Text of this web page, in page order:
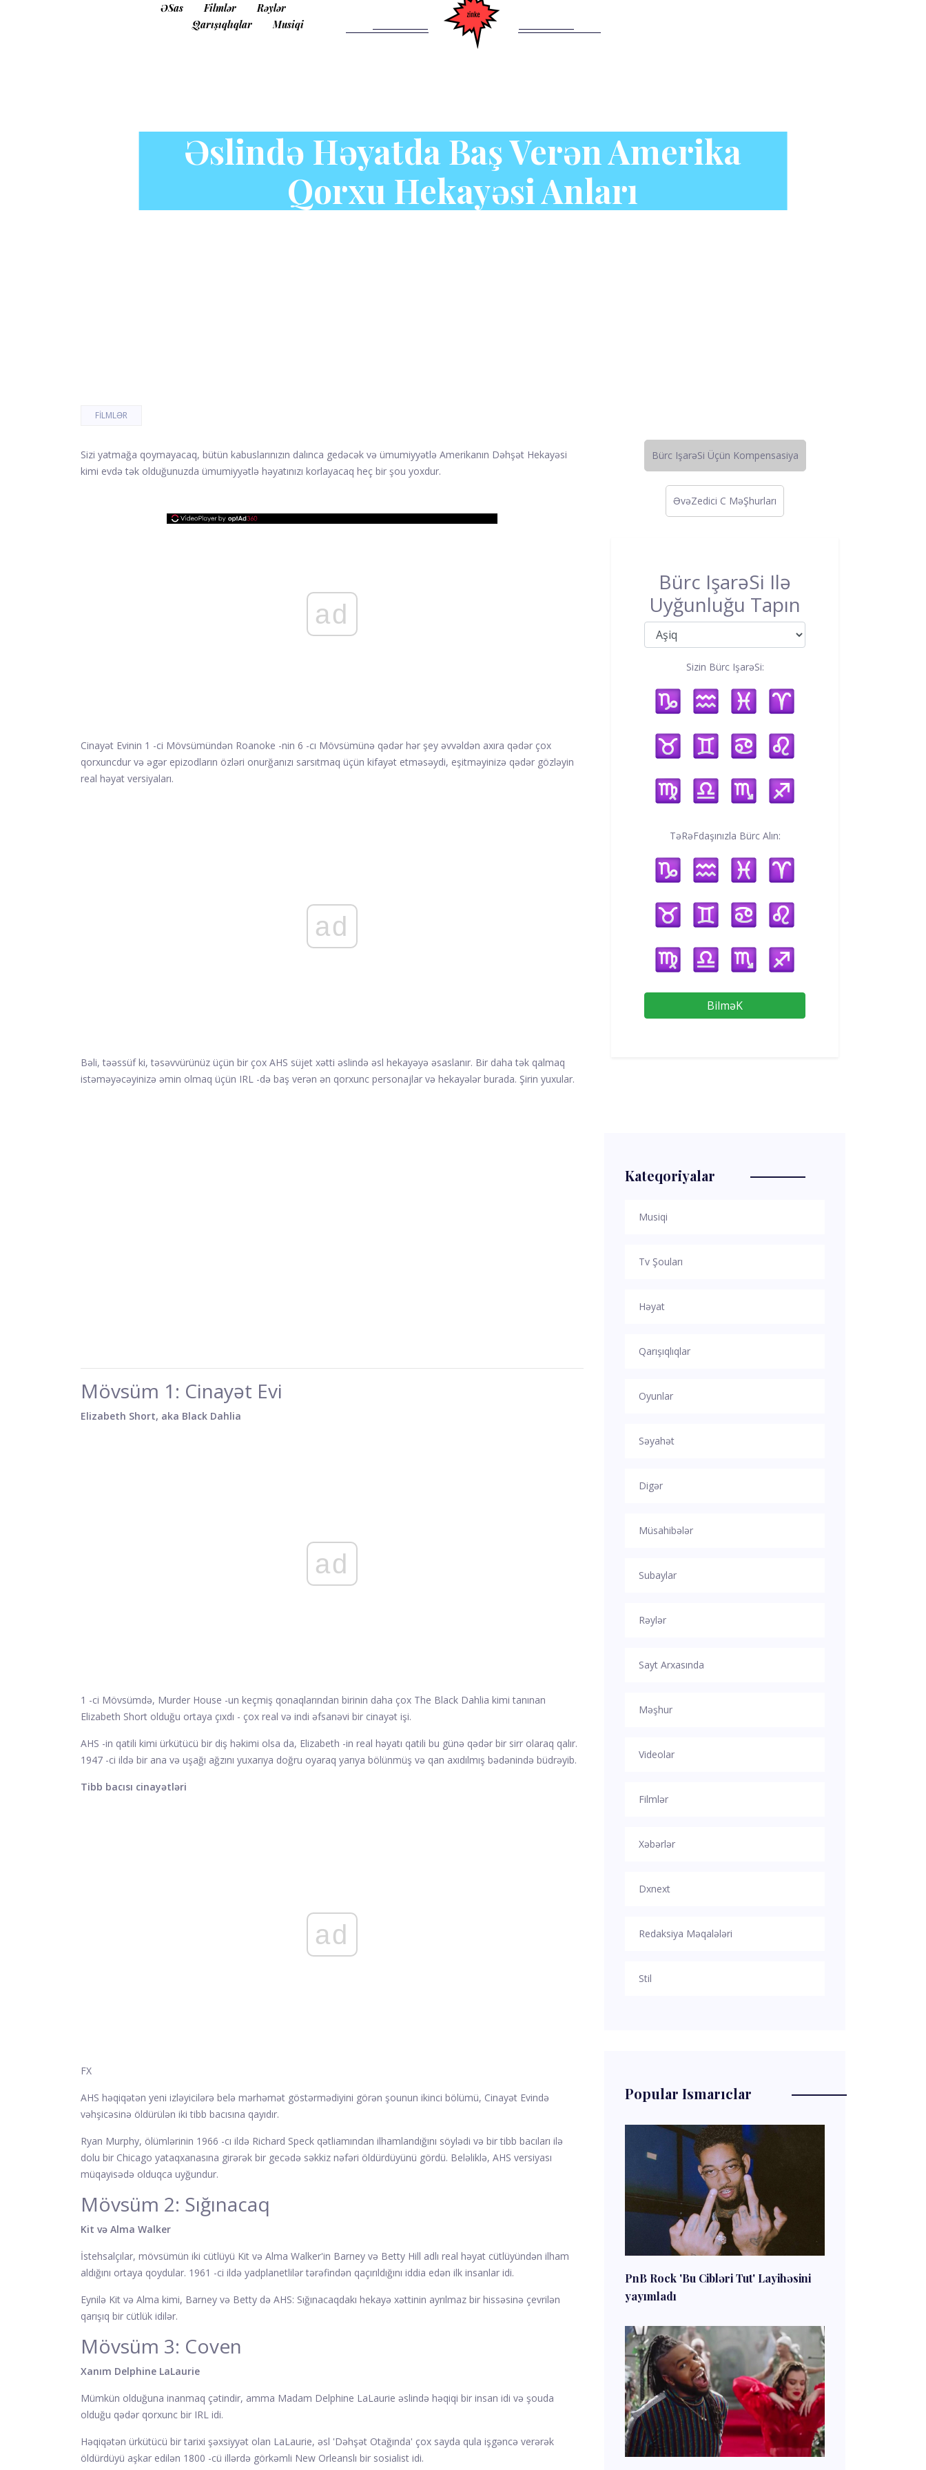
ƏSas Filmlər
Rəylər
Qarışıqlıqlar
Musiqi
Əslində Həyatda Baş Verən Amerika
Qorxu Hekayəsi Anları
FILMLƏR
Sizi yatmağa qoymayacaq, bütün kabuslarınızın dalınca gedəcək və ümumiyyətlə Amerikanın Dəhşət Hekayəsi
kimi evdə tək olduğunuzda ümumiyyətlə həyatınızı korlayacaq heç bir şou yoxdur.
ad
Cinayət Evinin 1 -ci Mövsümündən Roanoke -nin 6 -cı Mövsümünə qədər hər şey əvvəldən axıra qədər çox
qorxuncdur və əgər epizodların özləri onurğanızı sarsıtmaq üçün kifayət etməsəydi, eşitməyinizə qədər gözləyin
real həyat versiyaları.
ad
Bəli, təəssüf ki, təsəvvürünüz üçün bir çox AHS süjet xətti əslində əsl hekayəyə əsaslanır. Bir daha tək qalmaq
istəməyəcəyinizə əmin olmaq üçün IRL -də baş verən ən qorxunc personajlar və hekayələr burada. Şirin yuxular.
Mövsüm 1: Cinayət Evi
Elizabeth Short, aka Black Dahlia
ad
1 -ci Mövsümdə, Murder House -un keçmiş qonaqlarından birinin daha çox The Black Dahlia kimi tanınan
Elizabeth Short olduğu ortaya çıxdı - çox real və indi əfsanəvi bir cinayət işi.
AHS -in qatili kimi ürkütücü bir diş həkimi olsa da, Elizabeth -in real həyatı qatili bu günə qədər bir sirr olaraq qalır.
1947 -ci ildə bir ana və uşağı ağzını yuxarıya doğru oyaraq yarıya bölünmüş və qan axıdılmış bədənində büdrəyib.
Tibb bacısı cinayətləri
ad
FX
AHS həqiqətən yeni izləyicilərə belə mərhəmət göstərmədiyini görən şounun ikinci bölümü, Cinayət Evində
vəhşicəsinə öldürülən iki tibb bacısına qayıdır.
Ryan Murphy, ölümlərinin 1966 -cı ildə Richard Speck qətliamından ilhamlandığını söylədi və bir tibb bacıları ilə
dolu bir Chicago yataqxanasına girərək bir gecədə səkkiz nəfəri öldürdüyünü gördü. Beləliklə, AHS versiyası
müqayisədə olduqca uyğundur.
Mövsüm 2: Sığınacaq
Kit və Alma Walker
İstehsalçılar, mövsümün iki cütlüyü Kit və Alma Walker'in Barney və Betty Hill adlı real həyat cütlüyündən ilham
aldığını ortaya qoydular. 1961 -ci ildə yadplanetlilər tərəfindən qaçırıldığını iddia edən ilk insanlar idi.
Eynilə Kit və Alma kimi, Barney və Betty də AHS: Sığınacaqdakı hekayə xəttinin ayrılmaz bir hissəsinə çevrilən
qarışıq bir cütlük idilər.
Mövsüm 3: Coven
Xanım Delphine LaLaurie
Mümkün olduğuna inanmaq çətindir, amma Madam Delphine LaLaurie əslində həqiqi bir insan idi və şouda
olduğu qədər qorxunc bir IRL idi.
Həqiqətən ürkütücü bir tarixi şəxsiyyət olan LaLaurie, əsl 'Dəhşət Otağında' çox sayda qula işgəncə verərək
öldürdüyü aşkar edilən 1800 -cü illərdə görkəmli New Orleanslı bir sosialist idi.
Bürc IşarəSi Üçün Kompensasiya
ƏvəZedici C MəŞhurları
Bürc IşarəSi Ilə
Uyğunluğu Tapın
Sizin Bürc IşarəSi:
TəRəFdaşınızla Bürc Alın:
BilməK
Kateqoriyalar
Musiqi
Tv Şouları
Həyat
Qarışıqlıqlar
Oyunlar
Səyahət
Digər
Müsahibələr
Subaylar
Rəylər
Sayt Arxasında
Məşhur
Videolar
Filmlər
Xəbərlər
Dxnext
Redaksiya Məqalələri
Stil
Popular Ismarıclar
PnB Rock 'Bu Cibləri Tut' Layihəsini
yayımladı